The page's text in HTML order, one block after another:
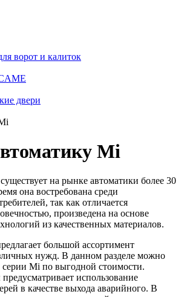
ворот и калиток
двери
Mi
существует на рынке автоматики более 30
она востребована среди
так как отличается
произведена на основе
из качественных материалов.
большой ассортимент
нужд. В данном разделе можно
серии Mi по выгодной стоимости.
использование
в качестве выхода аварийного. В